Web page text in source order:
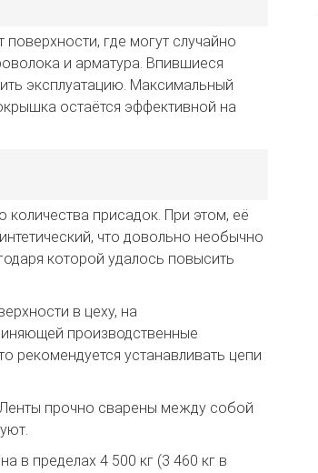
где могут случайно
и арматура. Впившиеся
эксплуатацию. Максимальный
остаётся эффективной на
присадок. При этом, её
что довольно необычно
которой удалось повысить
в цеху, на
производственные
рекомендуется устанавливать цепи
прочно сварены между собой
в пределах 4 500 кг (3 460 кг в